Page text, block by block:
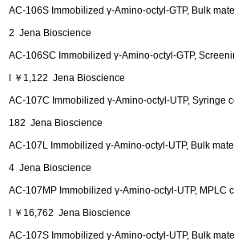
AC-106S Immobilized γ-Amino-octyl-GTP, Bulk
2 Jena Bioscience
AC-106SC Immobilized γ-Amino-octyl-GTP,
l ￥1,122 Jena Bioscience
AC-107C Immobilized γ-Amino-octyl-UTP, Syringe
182 Jena Bioscience
AC-107L Immobilized γ-Amino-octyl-UTP, Bulk
4 Jena Bioscience
AC-107MP Immobilized γ-Amino-octyl-UTP, MPLC
l ￥16,762 Jena Bioscience
AC-107S Immobilized γ-Amino-octyl-UTP, Bulk